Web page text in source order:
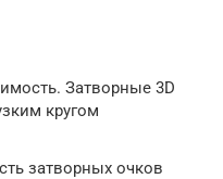
Затворные 3D
кругом
затворных очков